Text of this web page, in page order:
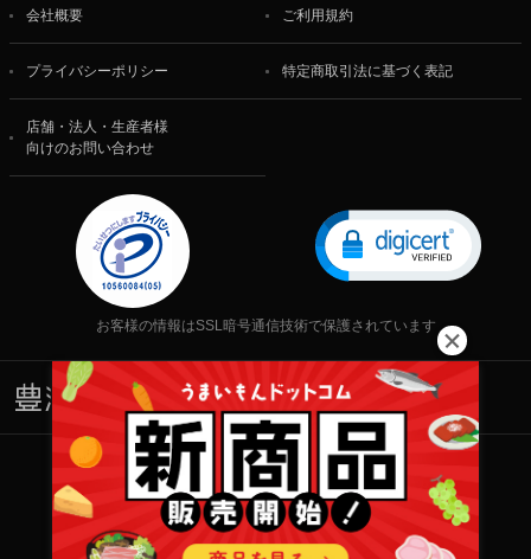
会社概要 ご利用規約
プライバシーポリシー 特定商取引法に基づく表記
店舗・法人・生産者様
向けのお問い合わせ
お客様の情報はSSL暗号通信技術で保護されています
株式会社 食文化
Copyright © 2001-2026 株式会社 食文化 All rights reserved.
当サイト内の文章・画像等の一切の無断転載および転用を禁じます。